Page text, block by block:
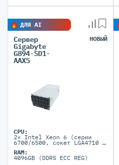
ДЛЯ AI
Сервер
Gigabyte
G894-SD1-
AAX5
НОВЫЙ
CPU:
2× Intel Xeon 6 (серии
6700/6500, сокет LGA4710 /
RAM:
4096GB (DDR5 ECC REG)